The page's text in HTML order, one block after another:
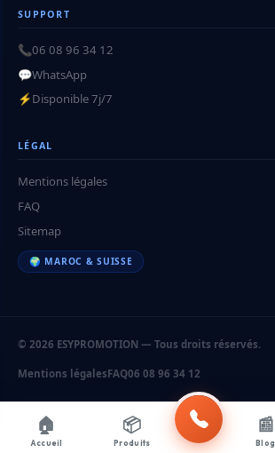
🏠
Accueil
📦
Produits
📰
Blog
SUPPORT
📞06 08 96 34 12
💬WhatsApp
⚡Disponible 7j/7
LÉGAL
Mentions légales
FAQ
Sitemap
🌍 MAROC & SUISSE
© 2026 ESYPROMOTION — Tous droits réservés.
Mentions légalesFAQ06 08 96 34 12